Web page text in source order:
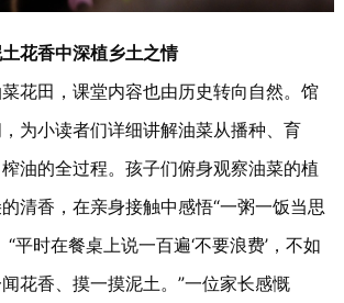
香中深植乡土之情
田，课堂内容也由历史转向自然。馆
为小读者们详细讲解油菜从播种、育
油的全过程。孩子们俯身观察油菜的植
清香，在亲身接触中感悟“一粥一饭当思
平时在餐桌上说一百遍‘不要浪费’，不如
花香、摸一摸泥土。”一位家长感慨